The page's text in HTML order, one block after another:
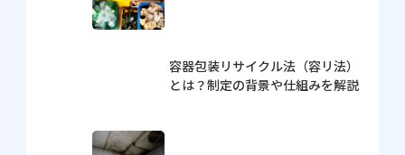
容器包装リサイクル法（容リ法）
とは？制定の背景や仕組みを解説